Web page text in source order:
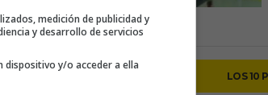
LOS 10
medición de publicidad y
y desarrollo de servicios
dispositivo y/o acceder a ella